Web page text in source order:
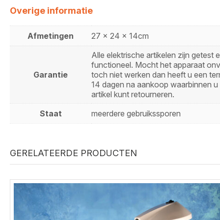
Overige informatie
Afmetingen 27 x 24 x 14cm
Garantie
Alle elektrische artikelen zijn getest
functioneel. Mocht het apparaat
toch niet werken dan heeft u een
14 dagen na aankoop waarbinnen u
artikel kunt retourneren.
Staat
meerdere gebruikssporen
GERELATEERDE PRODUCTEN